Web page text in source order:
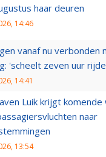
haar deuren
14:46
vanaf nu verbonden
'scheelt zeven uur
14:41
Luik krijgt
naar
13:54